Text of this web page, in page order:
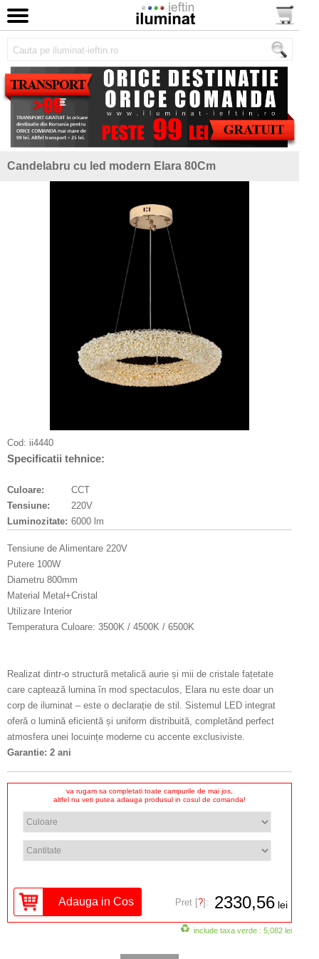
Candelabru cu led modern Elara 80Cm
Cod: ii4440
Specificatii tehnice:
Culoare:
CCT
Tensiune:
220V
Luminozitate: 6000 lm
Tensiune de Alimentare 220V
Putere 100W
Diametru 800mm
Material Metal+Cristal
Utilizare Interior
Temperatura Culoare: 3500K / 4500K / 6500K
Realizat dintr-o structură metalică aurie și mii de cristale fațetate
care captează lumina în mod spectaculos, Elara nu este doar un
corp de iluminat – este o declarație de stil. Sistemul LED integrat
oferă o lumină eficientă și uniform distribuită, completând perfect
atmosfera unei locuințe moderne cu accente exclusiviste.
Garantie: 2 ani
va rugam sa completati toate campurile de mai jos,
altfel nu veti putea adauga produsul in cosul de comanda!
Pret [?]: 2330,56 lei
include taxa verde : 5,082 lei